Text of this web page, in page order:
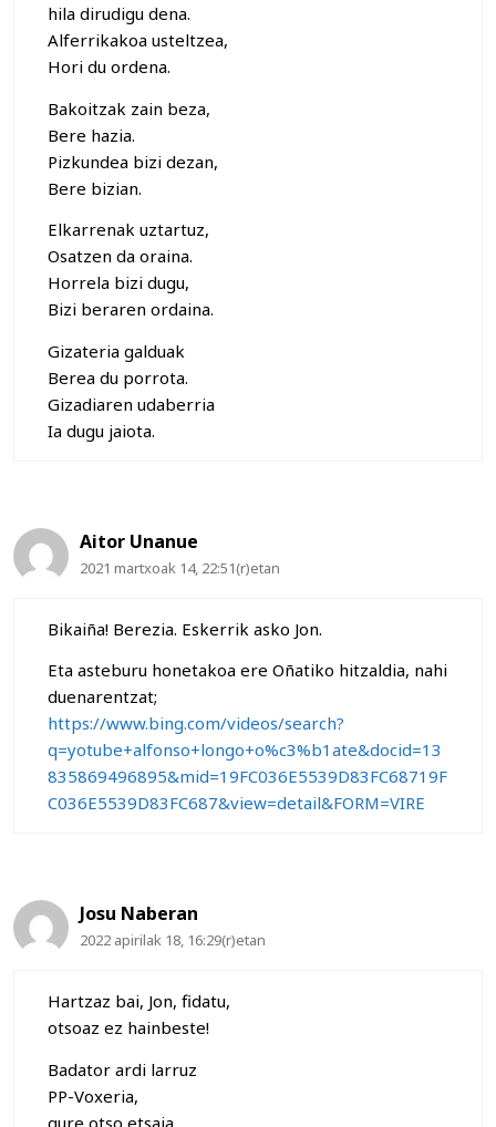
hila dirudigu dena.
Alferrikakoa usteltzea,
Hori du ordena.
Bakoitzak zain beza,
Bere hazia.
Pizkundea bizi dezan,
Bere bizian.
Elkarrenak uztartuz,
Osatzen da oraina.
Horrela bizi dugu,
Bizi beraren ordaina.
Gizateria galduak
Berea du porrota.
Gizadiaren udaberria
Ia dugu jaiota.
Aitor Unanue
2021 martxoak 14, 22:51(r)etan
Bikaiña! Berezia. Eskerrik asko Jon.
Eta asteburu honetakoa ere Oñatiko hitzaldia, nahi
duenarentzat;
https://www.bing.com/videos/search?
q=yotube+alfonso+longo+o%c3%b1ate&docid=13
835869496895&mid=19FC036E5539D83FC68719F
C036E5539D83FC687&view=detail&FORM=VIRE
Josu Naberan
2022 apirilak 18, 16:29(r)etan
Hartzaz bai, Jon, fidatu,
otsoaz ez hainbeste!
Badator ardi larruz
PP-Voxeria,
gure otso etsaia.